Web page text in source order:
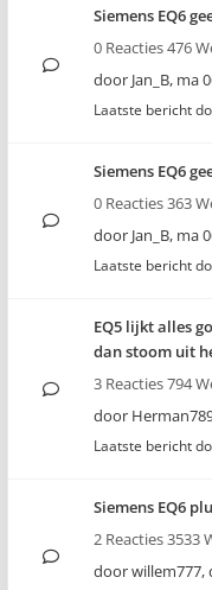
Siemens EQ6
0 Reacties 476
door Jan_B, ma
Laatste bericht
Siemens EQ6
0 Reacties 363
door Jan_B, ma
Laatste bericht
EQ5 lijkt alles
dan stoom uit
3 Reacties 794
door
Laatste bericht
Siemens EQ6
2 Reacties 3533
doorwillem777,